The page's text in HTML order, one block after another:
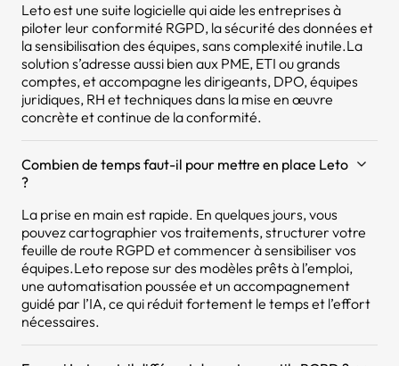
Leto est une suite logicielle qui aide les entreprises à
piloter leur conformité RGPD, la sécurité des données et
la sensibilisation des équipes, sans complexité inutile.La
solution s’adresse aussi bien aux PME, ETI ou grands
comptes, et accompagne les dirigeants, DPO, équipes
juridiques, RH et techniques dans la mise en œuvre
concrète et continue de la conformité.
Combien de temps faut-il pour mettre en place Leto
?
La prise en main est rapide. En quelques jours, vous
pouvez cartographier vos traitements, structurer votre
feuille de route RGPD et commencer à sensibiliser vos
équipes.Leto repose sur des modèles prêts à l’emploi,
une automatisation poussée et un accompagnement
guidé par l’IA, ce qui réduit fortement le temps et l’effort
nécessaires.